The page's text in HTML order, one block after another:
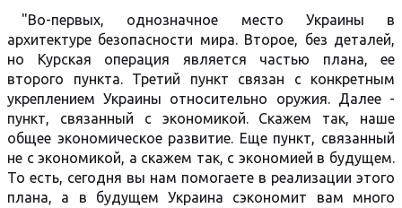
"Во-первых, однозначное место Украины в
архитектуре безопасности мира. Второе, без деталей,
но Курская операция является частью плана, ее
второго пункта. Третий пункт связан с конкретным
укреплением Украины относительно оружия. Далее -
пункт, связанный с экономикой. Скажем так, наше
общее экономическое развитие. Еще пункт, связанный
не с экономикой, а скажем так, с экономией в будущем.
То есть, сегодня вы нам помогаете в реализации этого
плана, а в будущем Украина сэкономит вам много